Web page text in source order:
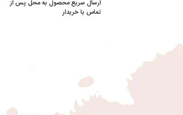
ارسال سریع محصول به محل پس از
تماس با خریدار